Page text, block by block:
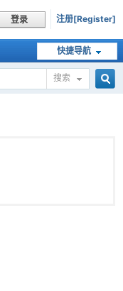
登录 注册[Register]
快捷导航
搜索